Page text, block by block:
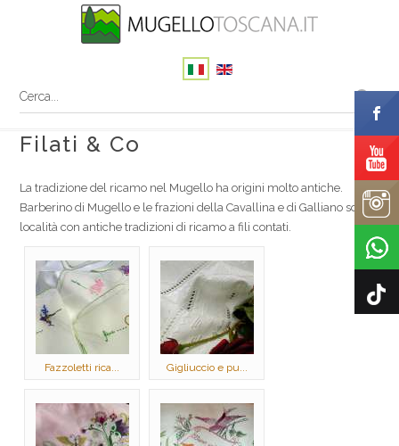
Filati & Co
La tradizione del ricamo nel Mugello ha origini molto antiche.
Barberino di Mugello e le frazioni della Cavallina e di Galliano sono
località con antiche tradizioni di ricamo a fili contati.
Fazzoletti rica... Gigliuccio e pu...